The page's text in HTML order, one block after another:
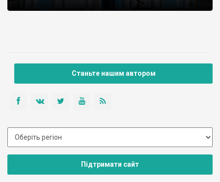
Станьте нашим автором
Підтримати сайт